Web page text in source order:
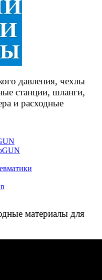
давления, чехлы
станции, шланги,
и расходные
материалы для